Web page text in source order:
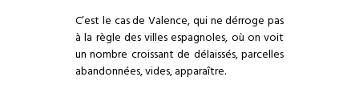
C’est le cas de Valence, qui ne dérroge pas
à la règle des villes espagnoles, où on voit
un nombre croissant de délaissés, parcelles
abandonnées, vides, apparaître.